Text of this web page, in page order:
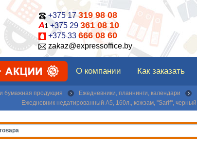
+375 17319 98 08
А1+375 29 361 08 10
+375 33 666 08 60
zakaz@expressoffice.by
О компании Как заказать
бумажная продукция Ежедневники, планнинги, календари
Ежедневник недатированный А5, 160л., кожзам, "Sarif", черный